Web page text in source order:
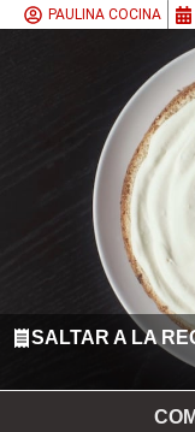
PAULINA COCINA
SALTAR A LA